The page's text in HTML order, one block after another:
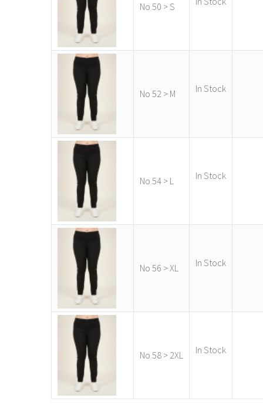
Νο 50 > S
Νο 52 > M In Stock
Νο 54 > L In Stock
Νο 56 > XL In Stock
Νο 58 > 2XL In Stock